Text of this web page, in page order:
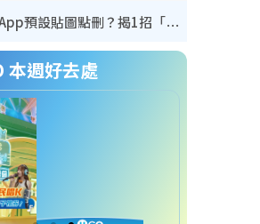
WhatsApp預設貼圖點刪？揭1招「反向操作」還原簡潔介面 附3步實測教學
本週好去處